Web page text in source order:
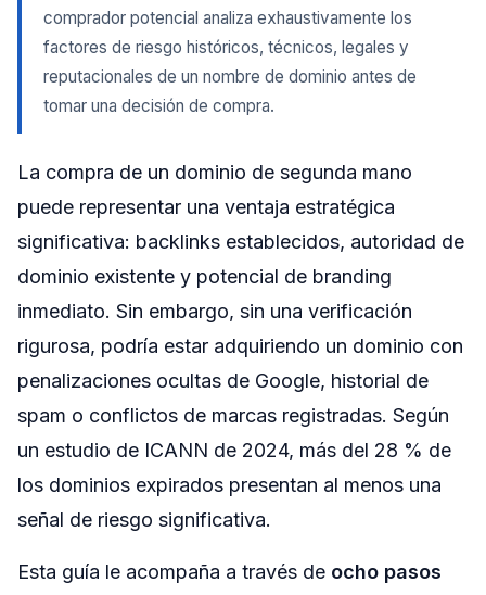
comprador potencial analiza exhaustivamente los
factores de riesgo históricos, técnicos, legales y
reputacionales de un nombre de dominio antes de
tomar una decisión de compra.
La compra de un dominio de segunda mano
puede representar una ventaja estratégica
significativa: backlinks establecidos, autoridad de
dominio existente y potencial de branding
inmediato. Sin embargo, sin una verificación
rigurosa, podría estar adquiriendo un dominio con
penalizaciones ocultas de Google, historial de
spam o conflictos de marcas registradas. Según
un estudio de ICANN de 2024, más del 28 % de
los dominios expirados presentan al menos una
señal de riesgo significativa.
Esta guía le acompaña a través de ocho pasos
Matriz de puntuación de riesgos
Reglas de decisión
Factores de decisión especiales
Lista de verificación para imprimir
Preguntas Frecuentes (FAQ)
1. ¿Cuánto tiempo toma una due diligence completa de
dominio?
2. ¿Puedo salvar un dominio con penalización de
backlinks?
4. ¿Qué sucede si compro un dominio y después
pierdo un procedimiento UDRP?
5. ¿Los dominios expirados son fundamentalmente más
riesgosos que las ventas privadas?